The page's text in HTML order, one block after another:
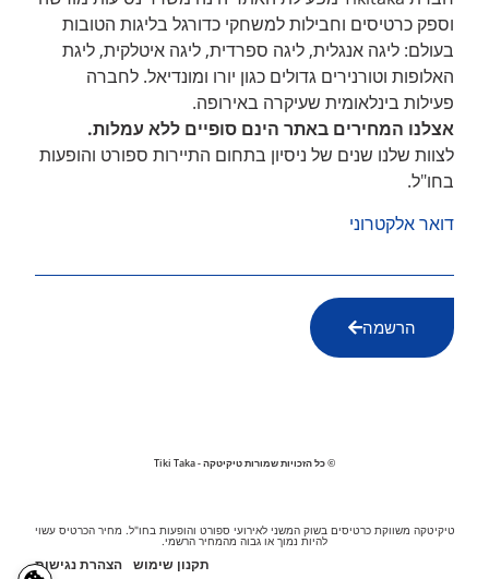
וספק כרטיסים וחבילות למשחקי כדורגל בליגות הטובות
בעולם: ליגה אנגלית, ליגה ספרדית, ליגה איטלקית, ליגת
האלופות וטורנירים גדולים כגון יורו ומונדיאל. לחברה
פעילות בינלאומית שעיקרה באירופה.
אצלנו המחירים באתר הינם סופיים ללא עמלות.
לצוות שלנו שנים של ניסיון בתחום התיירות ספורט והופעות
בחו"ל.
דואר אלקטרוני
הרשמה
© כל הזכויות שמורות טיקיטקה - Tiki Taka
טיקיטקה משווקת כרטיסים בשוק המשני לאירועי ספורט והופעות בחו"ל. מחיר הכרטיס עשוי
להיות נמוך או גבוה מהמחיר הרשמי.
תקנון שימוש הצהרת נגישות